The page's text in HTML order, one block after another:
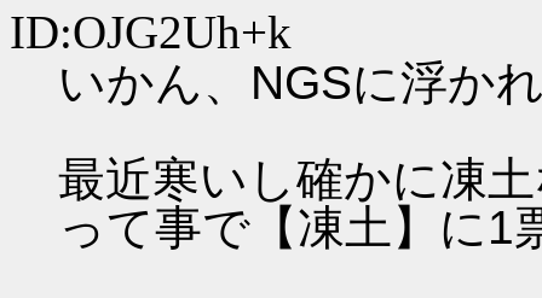
ID:OJG2Uh+k
いかん、NGSに浮か
最近寒いし確かに凍
って事で【凍土】に1